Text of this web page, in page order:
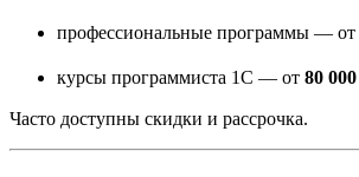
профессиональные программы — от
курсы программиста 1С — от 80
Часто доступны скидки и рассрочка.